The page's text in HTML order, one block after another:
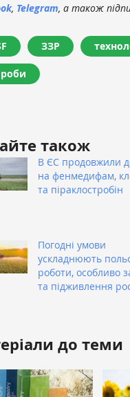
, Telegram, а також
ЗЗР
також
В ЄС продовжили
на фенмедифам,
та піраклостробін
Погодні умови
ускладнюють
роботи, особливо
та підживлення
до теми